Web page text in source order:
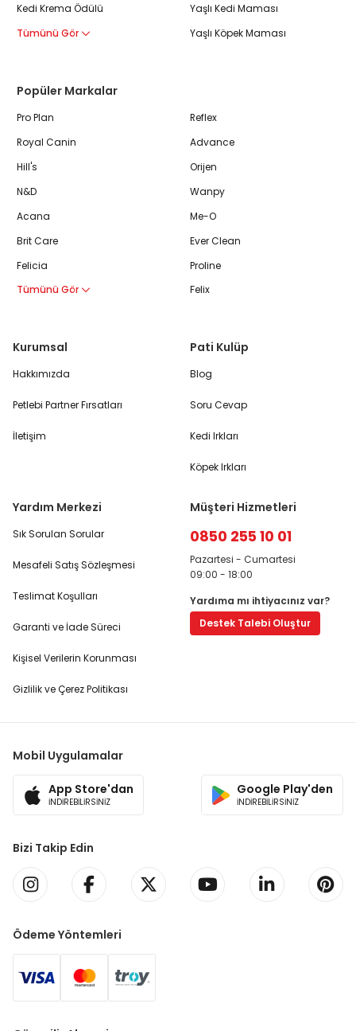
Kedi Krema Ödülü
Tümünü Gör
Yaşlı Kedi Maması
Yaşlı Köpek Maması
Popüler Markalar
Pro Plan
Royal Canin
Hill's
N&D
Acana
Brit Care
Felicia
Tümünü Gör
Reflex
Advance
Orijen
Wanpy
Me-O
Ever Clean
Proline
Felix
Kurumsal
Hakkımızda
Petlebi Partner Fırsatları
İletişim
Pati Kulüp
Blog
Soru Cevap
Kedi Irkları
Köpek Irkları
Yardım Merkezi
Sık Sorulan Sorular
Mesafeli Satış Sözleşmesi
Teslimat Koşulları
Garanti ve İade Süreci
Kişisel Verilerin Korunması
Gizlilik ve Çerez Politikası
Müşteri Hizmetleri
0850 255 10 01
Pazartesi - Cumartesi
09:00 - 18:00
Yardıma mı ihtiyacınız var?
Destek Talebi Oluştur
Mobil Uygulamalar
App Store'dan
İNDİREBİLİRSİNİZ
Google Play'den
İNDİREBİLİRSİNİZ
Bizi Takip Edin
Ödeme Yöntemleri